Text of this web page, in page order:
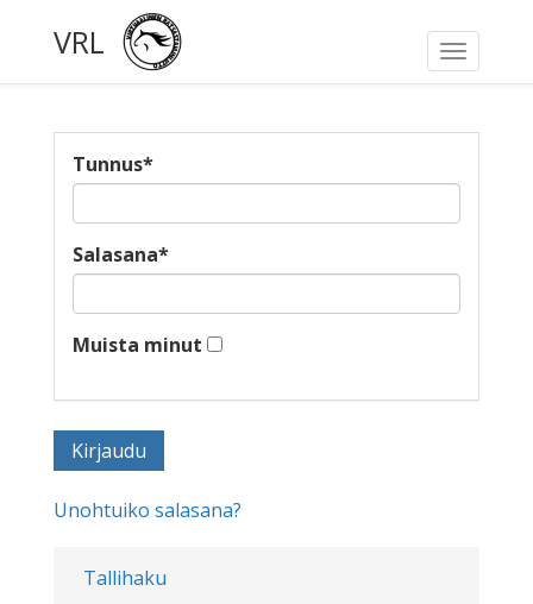
Toggle
VRL
Tallihaku
Tunnus*
Salasana*
Muista minut
Unohtuiko salasana?